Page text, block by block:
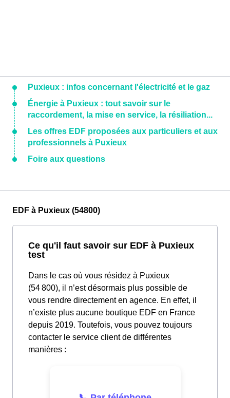
Puxieux : infos concernant l'électricité et le gaz
Énergie à Puxieux : tout savoir sur le
raccordement, la mise en service, la résiliation...
Les offres EDF proposées aux particuliers et aux
professionnels à Puxieux
Foire aux questions
EDF à Puxieux (54800)
Ce qu'il faut savoir sur EDF à Puxieux
test
Dans le cas où vous résidez à Puxieux
(54 800), il n’est désormais plus possible de
vous rendre directement en agence. En effet, il
n’existe plus aucune boutique EDF en France
depuis 2019. Toutefois, vous pouvez toujours
contacter le service client de différentes
manières :